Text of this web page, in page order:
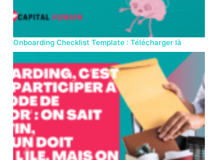
Onboarding Checklist Template : Télécharger là